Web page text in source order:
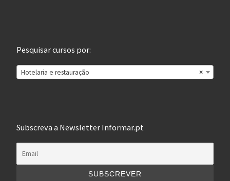
Pesquisar cursos por:
×
Hotelaria e restauração
Subscreva a Newsletter Informar.pt